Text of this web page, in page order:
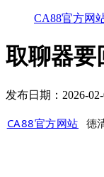
CA88官方网
取聊器要
发布日期：2026-
CA88官方网站 德